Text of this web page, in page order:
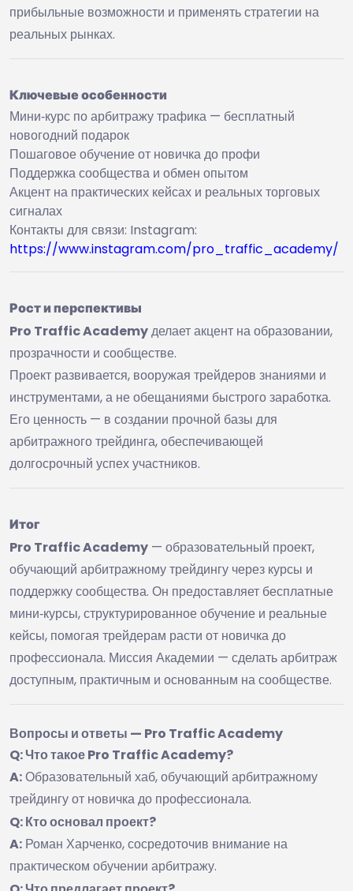
прибыльные возможности и применять стратегии на
реальных рынках.
Ключевые особенности
Мини‑курс по арбитражу трафика — бесплатный
новогодний подарок
Пошаговое обучение от новичка до профи
Поддержка сообщества и обмен опытом
Акцент на практических кейсах и реальных торговых
сигналах
Контакты для связи: Instagram:
https://www.instagram.com/pro_traffic_academy/
Рост и перспективы
Pro Traffic Academyделает акцент на образовании,
прозрачности и сообществе.
Проект развивается, вооружая трейдеров знаниями и
инструментами, а не обещаниями быстрого заработка.
Его ценность — в создании прочной базы для
арбитражного трейдинга, обеспечивающей
долгосрочный успех участников.
Итог
Pro Traffic Academy — образовательный проект,
обучающий арбитражному трейдингу через курсы и
поддержку сообщества. Он предоставляет бесплатные
мини‑курсы, структурированное обучение и реальные
кейсы, помогая трейдерам расти от новичка до
профессионала. Миссия Академии — сделать арбитраж
доступным, практичным и основанным на сообществе.
Вопросы и ответы — Pro Traffic Academy
Q: Что такое Pro Traffic Academy?
A:Образовательный хаб, обучающий арбитражному
трейдингу от новичка до профессионала.
Q: Кто основал проект?
A: Роман Харченко, сосредоточив внимание на
практическом обучении арбитражу.